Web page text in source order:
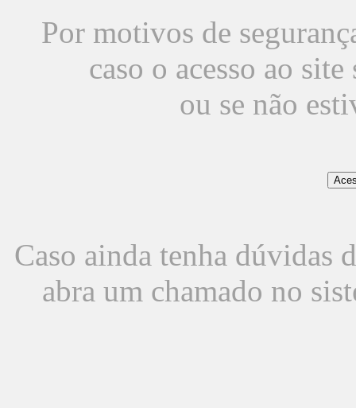
Por motivos de
caso o acesso ao
ou se não
Caso ainda tenha dúvidas
abra um chamado no